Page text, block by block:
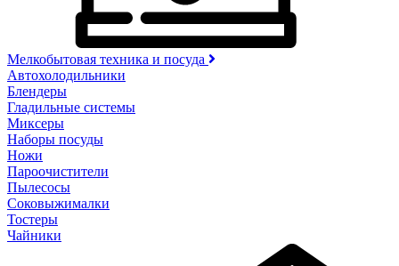
Мелкобытовая техника и посуда
Автохолодильники
Блендеры
Гладильные системы
Миксеры
Наборы посуды
Ножи
Пароочистители
Пылесосы
Соковыжималки
Тостеры
Чайники